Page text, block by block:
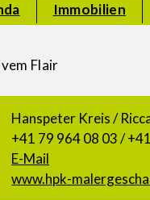
Immobilien
Flair
Hanspeter Kreis /
+41 79 964 08 03‬ /
E-Mail
www.hpk-